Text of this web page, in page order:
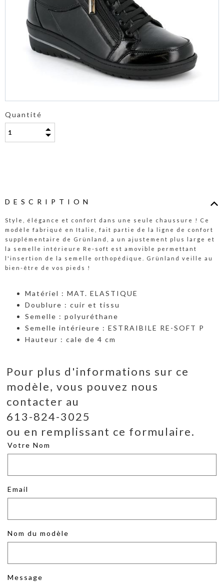
Quantité
DESCRIPTION
Style, élégance et confort dans une seule chaussure ! Ce
modèle fabriqué en Italie, fait partie de la ligne de confort
supplémentaire de Grünland, a un ajustement plus large et
la semelle intérieure Re-soft est amovible permettant
l'insertion de la semelle orthopédique. Grünland veille au
bien-être de vos pieds !
Matériel : MAT. ELASTIQUE
Doublure : cuir et tissu
Semelle : polyuréthane
Semelle intérieure : ESTRAIBILE RE-SOFT P
Hauteur : cale de 4 cm
Pour plus d'informations sur ce
modèle, vous pouvez nous
contacter au
613-824-3025
ou en remplissant ce formulaire.
Votre Nom
Email
Nom du modèle
Message